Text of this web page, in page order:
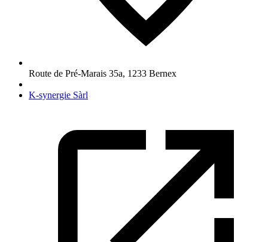
Route de Pré-Marais 35a, 1233 Bernex
K-synergie Sàrl